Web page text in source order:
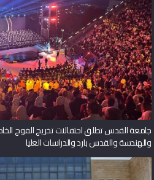
جامعة القدس تطلق احتفالات تخريج الفوج
والهندسة والقدس بارد والدراسات العليا